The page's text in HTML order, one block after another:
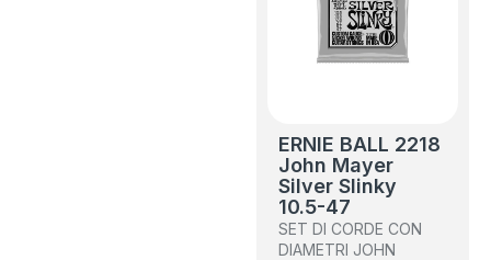
ERNIE BALL 2218
John Mayer
Silver Slinky
10.5-47
SET DI CORDE CON
DIAMETRI JOHN